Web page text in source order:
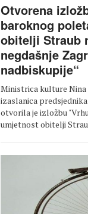
Otvorena
baroknog
obitelji Straub
negdašnje
nadbiskupije“
Ministrica kulture Nina
izaslanica
otvorila je izložbu
umjetnost obitelji